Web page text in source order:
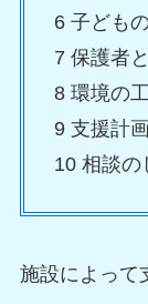
6 子ども
7 保護者
8 環境の
9 支援計
10 相談の
施設によって